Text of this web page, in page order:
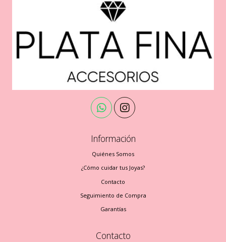
Información
Quiénes Somos
¿Cómo cuidar tus Joyas?
Contacto
Seguimiento de Compra
Garantías
Contacto